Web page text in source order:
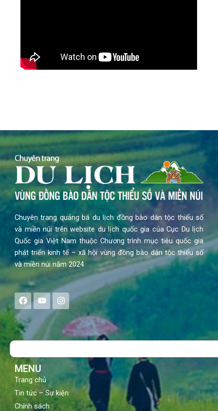
Chuyên trang quảng bá du lịch đồng bào dân tộc thiểu số
và miền núi trên website du lịch quốc gia của Cục Du lịch
Quốc gia Việt Nam thuộc Chương trình mục tiêu quốc gia
phát triển kinh tế – xã hội vùng đồng bào dân tộc thiểu số
và miền núi năm 2024
F
a
c
e
b
o
Y
o
u
t
u
b
I
n
s
a
g
Search
MENU
Trang chủ
Tin tức – Sự kiện
Chính sách